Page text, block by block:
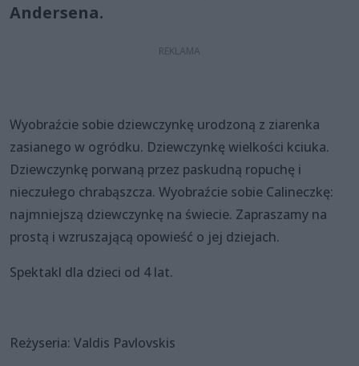
Andersena.
Wyobraźcie sobie dziewczynkę urodzoną z ziarenka
zasianego w ogródku. Dziewczynkę wielkości kciuka.
Dziewczynkę porwaną przez paskudną ropuchę i
nieczułego chrabąszcza. Wyobraźcie sobie Calineczkę:
najmniejszą dziewczynkę na świecie. Zapraszamy na
prostą i wzruszającą opowieść o jej dziejach.
Spektakl dla dzieci od 4 lat.
Reżyseria: Valdis Pavlovskis